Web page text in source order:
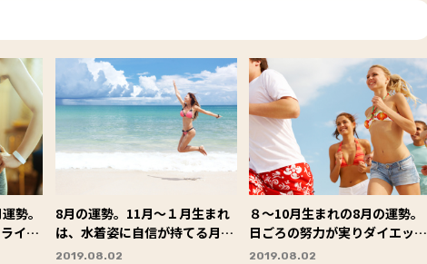
勢。
イ！
8月の運勢。11月〜１月生まれ
は、水着姿に自信が持てる月。
赤いサンゴを身に着けて！
2019.08.02
８〜10月生まれの8月の運勢。
日ごろの努力が実りダイエット
に成功！デートや集まりに参加
2019.08.02